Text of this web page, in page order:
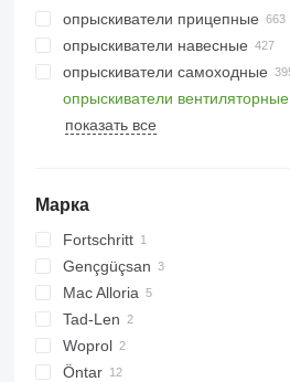
опрыскиватели прицепные
опрыскиватели навесные
опрыскиватели самоходные
опрыскиватели вентиляторные
показать все
Марка
Fortschritt
T series
Gençgüçsan
Mac Alloria
Tad-Len
Woprol
Öntar